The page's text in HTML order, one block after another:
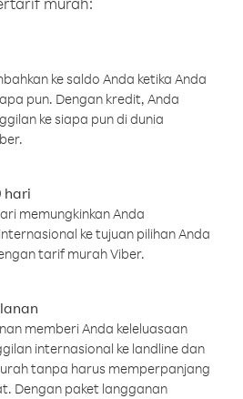
ke saldo Anda ketika Anda
pun. Dengan kredit, Anda
ke siapa pun di dunia
hari
memungkinkan Anda
ke tujuan pilihan Anda
tarif murah Viber.
memberi Anda keleluasaan
internasional ke landline dan
tanpa harus memperpanjang
Dengan paket langganan